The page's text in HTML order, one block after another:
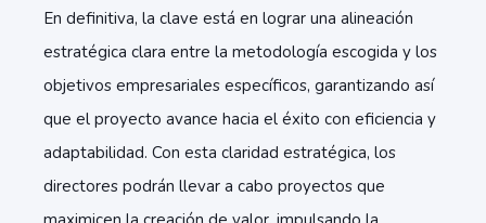
En definitiva, la clave está en lograr una alineación
estratégica clara entre la metodología escogida y los
objetivos empresariales específicos, garantizando así
que el proyecto avance hacia el éxito con eficiencia y
adaptabilidad. Con esta claridad estratégica, los
directores podrán llevar a cabo proyectos que